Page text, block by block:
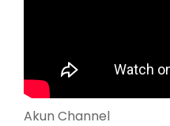
Akun Channel